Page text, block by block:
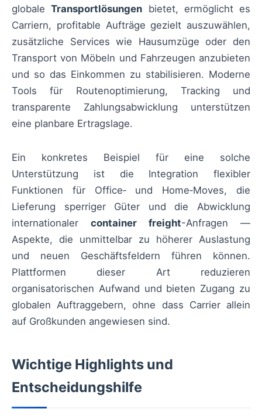
globaleTransportlösungen bietet, ermöglicht es
Carriern, profitable Aufträge gezielt auszuwählen,
zusätzliche Services wie Hausumzüge oder den
Transport von Möbeln und Fahrzeugen anzubieten
und so das Einkommen zu stabilisieren. Moderne
Tools für Routenoptimierung, Tracking und
transparente Zahlungsabwicklung unterstützen
eine planbare Ertragslage.
Ein konkretes Beispiel für eine solche
Unterstützung ist die Integration flexibler
Funktionen für Office‑ und Home‑Moves, die
Lieferung sperriger Güter und die Abwicklung
internationaler container freight-Anfragen —
Aspekte, die unmittelbar zu höherer Auslastung
und neuen Geschäftsfeldern führen können.
Plattformen dieser Art reduzieren
organisatorischen Aufwand und bieten Zugang zu
globalen Auftraggebern, ohne dass Carrier allein
auf Großkunden angewiesen sind.
Wichtige Highlights und
Entscheidungshilfe